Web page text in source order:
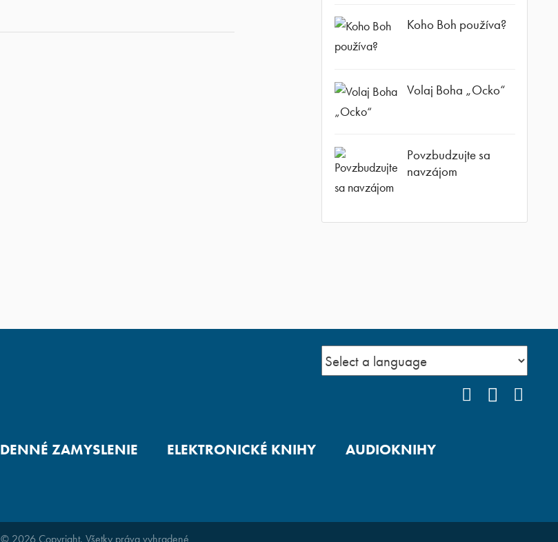
Koho Boh používa?
Volaj Boha „Ocko“
Povzbudzujte sa
navzájom
FACEBOOK
DENNÉ ZAMYSLENIE ELEKTRONICKÉ KNIHY AUDIOKNIHY
© 2026 Copyright. Všetky práva vyhradené